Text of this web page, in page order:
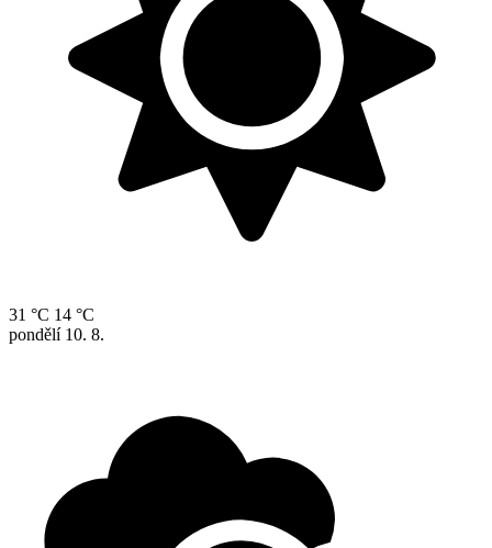
31 °C 14 °C
pondělí 10. 8.